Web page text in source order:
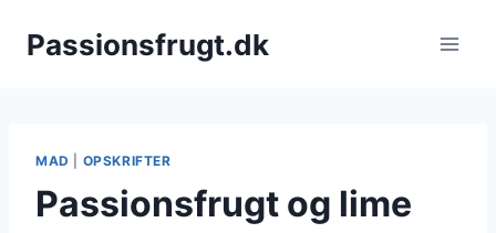
Passionsfrugt.dk
MAD OPSKRIFTER
Passionsfrugt og lime